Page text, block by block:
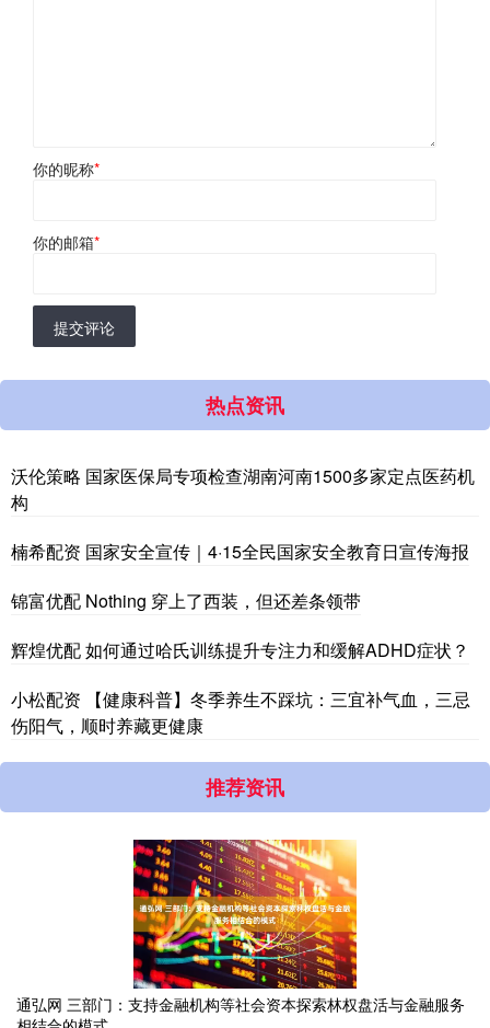
你的昵称*
你的邮箱*
提交评论
热点资讯
沃伦策略 国家医保局专项检查湖南河南1500多家定点医药机
构
楠希配资 国家安全宣传｜4·15全民国家安全教育日宣传海报
锦富优配 Nothing 穿上了西装，但还差条领带
辉煌优配 如何通过哈氏训练提升专注力和缓解ADHD症状？
小松配资 【健康科普】冬季养生不踩坑：三宜补气血，三忌
伤阳气，顺时养藏更健康
推荐资讯
通弘网 三部门：支持金融机构等社会资本探索林权盘活与金融服务